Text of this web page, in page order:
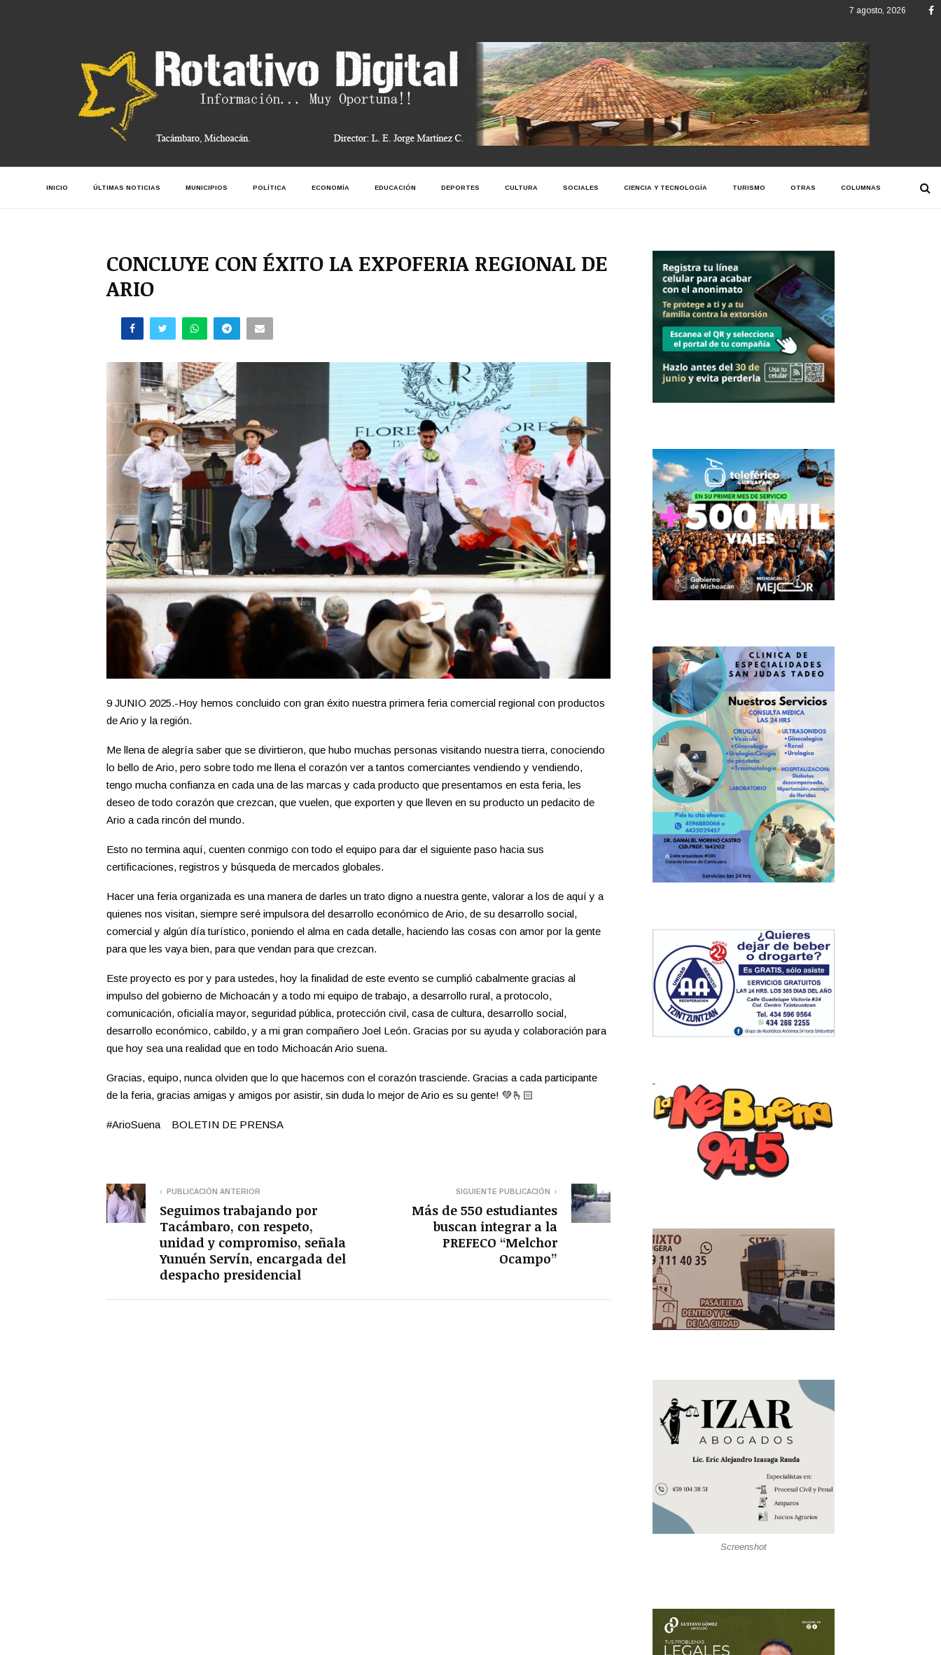
7 agosto, 2026
INICIO ÚLTIMAS NOTICIAS MUNICIPIOS POLÍTICA ECONOMÍA EDUCACIÓN DEPORTES CULTURA SOCIALES CIENCIA Y TECNOLOGÍA TURISMO OTRAS COLUMNAS
CONCLUYE CON ÉXITO LA EXPOFERIA REGIONAL DE
ARIO
9 JUNIO 2025.-Hoy hemos concluido con gran éxito nuestra primera feria comercial regional con productos
de Ario y la región.
Me llena de alegría saber que se divirtieron, que hubo muchas personas visitando nuestra tierra, conociendo
lo bello de Ario, pero sobre todo me llena el corazón ver a tantos comerciantes vendiendo y vendiendo,
tengo mucha confianza en cada una de las marcas y cada producto que presentamos en esta feria, les
deseo de todo corazón que crezcan, que vuelen, que exporten y que lleven en su producto un pedacito de
Ario a cada rincón del mundo.
Esto no termina aquí, cuenten conmigo con todo el equipo para dar el siguiente paso hacia sus
certificaciones, registros y búsqueda de mercados globales.
Hacer una feria organizada es una manera de darles un trato digno a nuestra gente, valorar a los de aquí y a
quienes nos visitan, siempre seré impulsora del desarrollo económico de Ario, de su desarrollo social,
comercial y algún día turístico, poniendo el alma en cada detalle, haciendo las cosas con amor por la gente
para que les vaya bien, para que vendan para que crezcan.
Este proyecto es por y para ustedes, hoy la finalidad de este evento se cumplió cabalmente gracias al
impulso del gobierno de Michoacán y a todo mi equipo de trabajo, a desarrollo rural, a protocolo,
comunicación, oficialía mayor, seguridad pública, protección civil, casa de cultura, desarrollo social,
desarrollo económico, cabildo, y a mi gran compañero Joel León. Gracias por su ayuda y colaboración para
que hoy sea una realidad que en todo Michoacán Ario suena.
Gracias, equipo, nunca olviden que lo que hacemos con el corazón trasciende. Gracias a cada participante
de la feria, gracias amigas y amigos por asistir, sin duda lo mejor de Ario es su gente! 💚🫰🏻
#ArioSuena BOLETIN DE PRENSA
PUBLICACIÓN ANTERIOR
Seguimos trabajando por
Tacámbaro, con respeto,
unidad y compromiso, señala
Yunuén Servín, encargada del
despacho presidencial
SIGUIENTE PUBLICACIÓN
Más de 550 estudiantes
buscan integrar a la
PREFECO “Melchor
Ocampo”
Screenshot